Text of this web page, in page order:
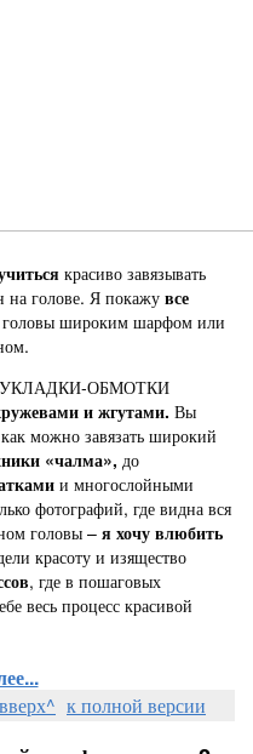
красиво завязывать
на голове. Я покажу все
головы широким шарфом или
УКЛАДКИ-ОБМОТКИ
и жгутами. Вы
можно завязать широкий
«чалма», до
и многослойными
фотографий, где видна вся
головы – я хочу влюбить
красоту и изящество
, где в пошаговых
весь процесс красивой
вверх^ к полной версии